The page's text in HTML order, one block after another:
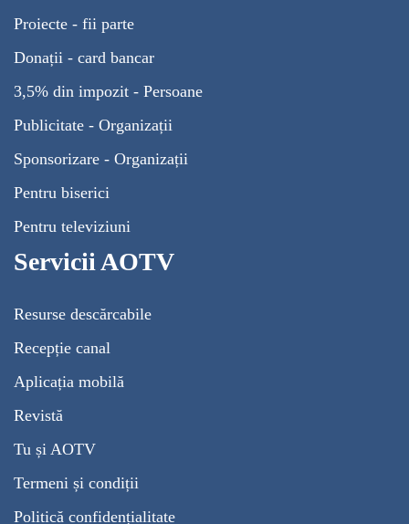
Proiecte - fii parte
Donații - card bancar
3,5% din impozit - Persoane
Publicitate - Organizații
Sponsorizare - Organizații
Pentru biserici
Pentru televiziuni
Servicii AOTV
Resurse descărcabile
Recepție canal
Aplicația mobilă
Revistă
Tu și AOTV
Termeni și condiții
Politică confidențialitate